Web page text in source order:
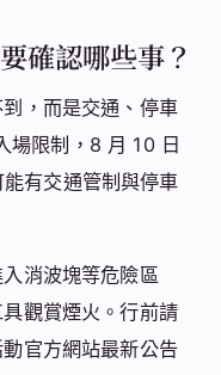
確認哪些事？
，而是交通、停車
場限制，8 月 10 日
有交通管制與停車
消波塊等危險區
觀賞煙火。行前請
官方網站最新公告